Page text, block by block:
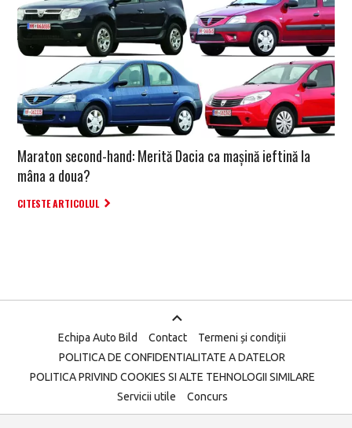
Maraton second-hand: Merită Dacia ca mașină ieftină la
mâna a doua?
CITESTE ARTICOLUL
Echipa Auto Bild Contact
Termeni și condiții
POLITICA DE CONFIDENTIALITATE A DATELOR
POLITICA PRIVIND COOKIES SI ALTE TEHNOLOGII SIMILARE
Servicii utile
Concurs